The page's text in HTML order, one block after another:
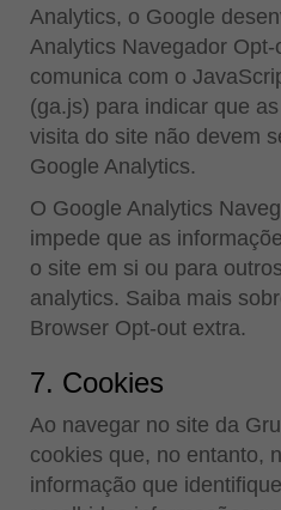
Analytics, o Google
Analytics Navegador
comunica com o
(ga.js) para indicar que
visita do site não devem
Google Analytics.
O Google Analytics
impede que as
o site em si ou para
analytics. Saiba mais
Browser Opt-out extra.
7. Cookies
Ao navegar no site da
cookies que, no entanto,
informação que